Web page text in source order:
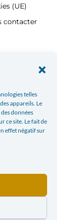
telles
appareils. Le
données
ce site. Le fait de
effet négatif sur
(UE)
contacter